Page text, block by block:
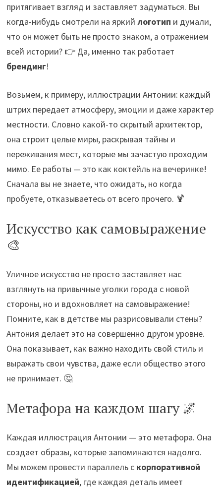
притягивает взгляд и заставляет задуматься. Вы
когда-нибудь смотрели на яркийлоготип и думали,
что он может быть не просто знаком, а отражением
всей истории? 👉 Да, именно так работает
брендинг!
Возьмем, к примеру, иллюстрации Антонии: каждый
штрих передает атмосферу, эмоции и даже характер
местности. Словно какой-то скрытый архитектор,
она строит целые миры, раскрывая тайны и
переживания мест, которые мы зачастую проходим
мимо. Ее работы — это как коктейль на вечеринке!
Сначала вы не знаете, что ожидать, но когда
пробуете, отказываетесь от всего прочего. 🍹
Искусство как самовыражение
🎨
Уличное искусство не просто заставляет нас
взглянуть на привычные уголки города с новой
стороны, но и вдохновляет на самовыражение!
Помните, как в детстве мы разрисовывали стены?
Антония делает это на совершенно другом уровне.
Она показывает, как важно находить свой стиль и
выражать свои чувства, даже если общество этого
не принимает. 🤔
Метафора на каждом шагу 🌌
Каждая иллюстрация Антонии — это метафора. Она
создает образы, которые запоминаются надолго.
Мы можем провести параллель с корпоративной
идентификацией, где каждая деталь имеет